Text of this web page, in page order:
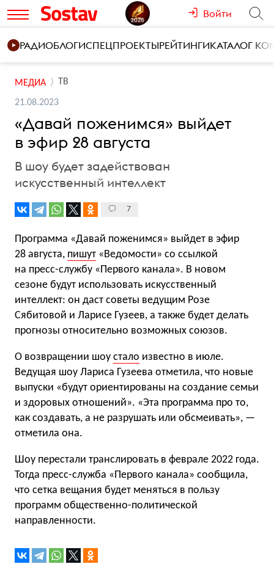
Войти
РАДИОБЛОГИСПЕЦПРОЕКТЫРЕЙТИНГИКАТАЛОГ
МЕДИА ТВ
21.08.2023
«Давай поженимся» выйдет
в эфир 28 августа
В шоу будет задействован
искусственный интеллект
7
Программа «Давай поженимся» выйдет в эфир
28 августа, пишут «Ведомости» со ссылкой
на пресс-службу «Первого канала». В новом
сезоне будут использовать искусственный
интеллект: он даст советы ведущим Розе
Сябитовой и Ларисе Гузеев, а также будет делать
прогнозы относительно возможных союзов.
О возвращении шоу стало известно в июле.
Ведущая шоу Лариса Гузеева отметила, что новые
выпуски «будут ориентированы на создание семьи
и здоровых отношений». «Эта программа про то,
как создавать, а не разрушать или обсмеивать», —
отметила она.
Шоу перестали транслировать в феврале 2022 года.
Тогда пресс-служба «Первого канала» сообщила,
что сетка вещания будет меняться в пользу
программ общественно-политической
направленности.